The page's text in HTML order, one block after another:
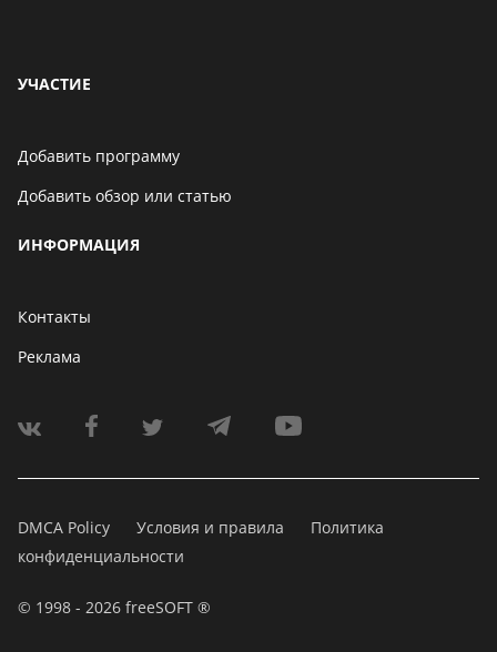
УЧАСТИЕ
Добавить программу
Добавить обзор или статью
ИНФОРМАЦИЯ
Контакты
Реклама
DMCA Policy Условия и правила
Политика
конфиденциальности
© 1998 - 2026 freeSOFT ®